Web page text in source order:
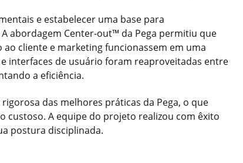
e estabelecer uma base para
abordagem Center-out™ da Pega permitiu que
cliente e marketing funcionassem em uma
interfaces de usuário foram reaproveitadas entre
a eficiência.
das melhores práticas da Pega, o que
custoso. A equipe do projeto realizou com êxito
postura disciplinada.